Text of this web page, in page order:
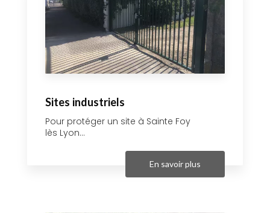
Sites industriels
Pour protéger un site à Sainte Foy
lès Lyon...
En savoir plus